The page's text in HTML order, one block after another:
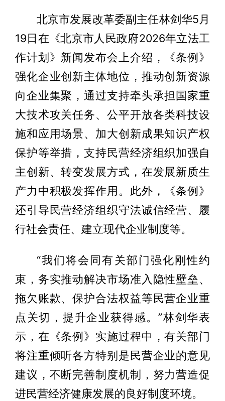
北京市发展改革委副主任林剑华5月
19日在《北京市人民政府2026年立法工
作计划》新闻发布会上介绍，《条例》
强化企业创新主体地位，推动创新资源
向企业集聚，通过支持牵头承担国家重
大技术攻关任务、公平开放各类科技设
施和应用场景、加大创新成果知识产权
保护等举措，支持民营经济组织加强自
主创新、转变发展方式，在发展新质生
产力中积极发挥作用。此外，《条例》
还引导民营经济组织守法诚信经营、履
行社会责任、建立现代企业制度等。
“我们将会同有关部门强化刚性约
束，务实推动解决市场准入隐性壁垒、
拖欠账款、保护合法权益等民营企业重
点关切，提升企业获得感。”林剑华表
示，在《条例》实施过程中，有关部门
将注重倾听各方特别是民营企业的意见
建议，不断完善制度机制，努力营造促
进民营经济健康发展的良好制度环境。